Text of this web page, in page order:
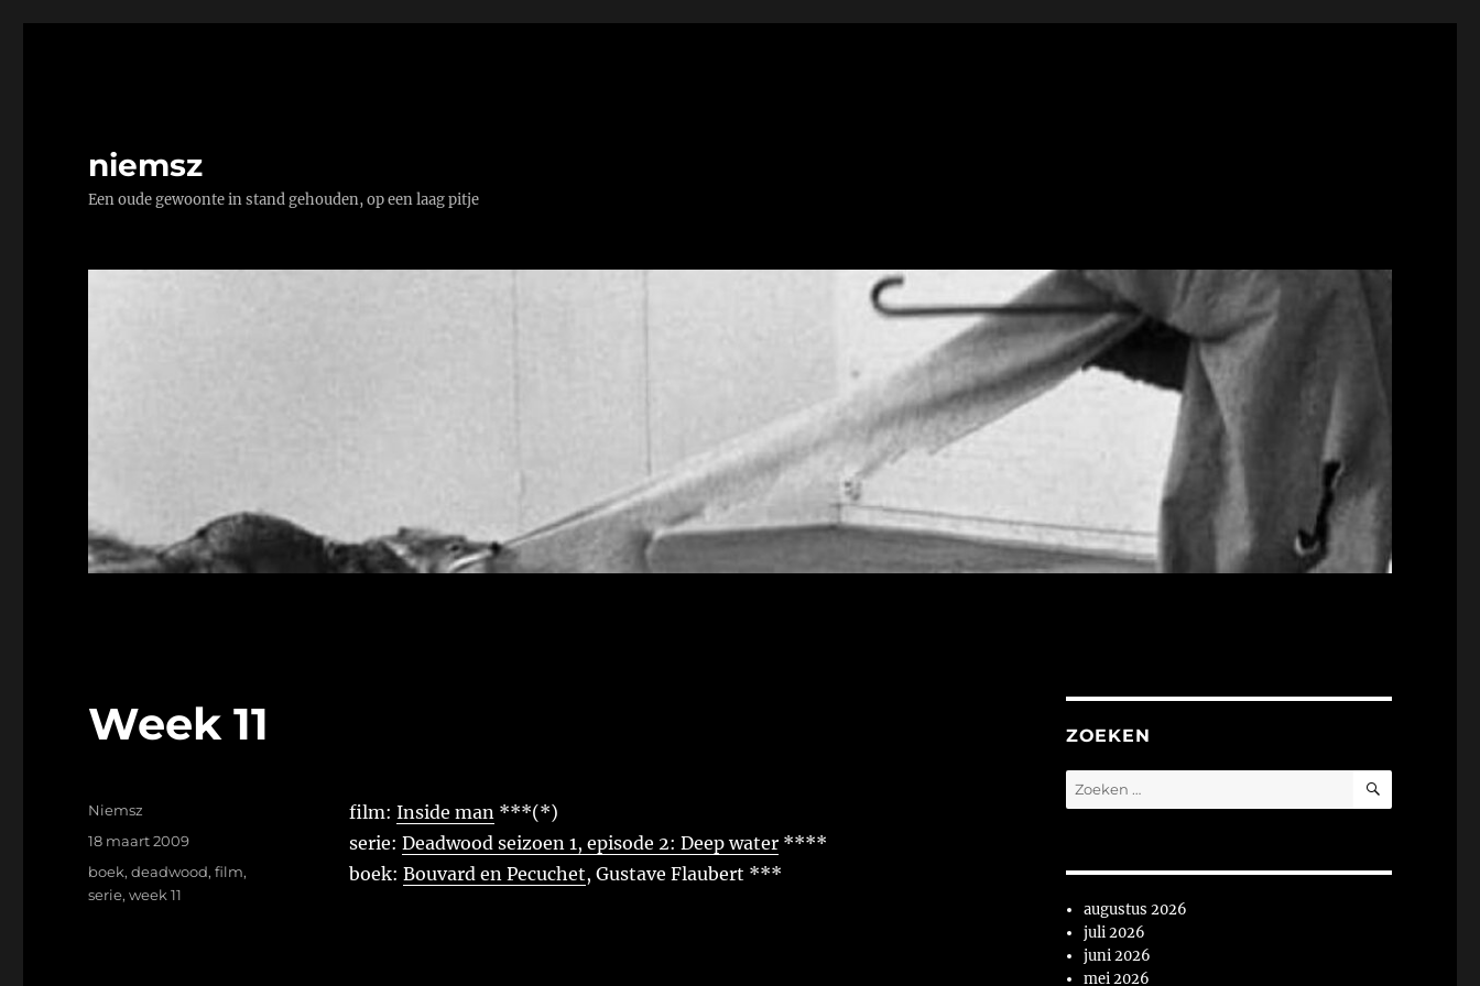
niemsz
Een oude gewoonte in stand gehouden, op een laag pitje
Week 11
film: Inside man***(*)
serie: Deadwood seizoen 1, episode 2: Deep water****
boek: Bouvard en Pecuchet, Gustave Flaubert ***
Auteur
Niemsz
Geplaatst
op
18 maart 2009
Tags
boek,deadwood,film,
serie,week 11
ZOEKEN
Zoeken
naar:
ZOEKEN
augustus 2026
juli 2026
juni 2026
mei 2026